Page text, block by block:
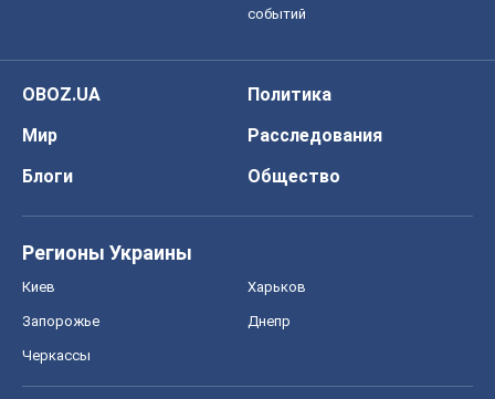
событий
OBOZ.UA
Политика
Мир
Расследования
Блоги
Общество
Регионы Украины
Киев Харьков
Запорожье Днепр
Черкассы